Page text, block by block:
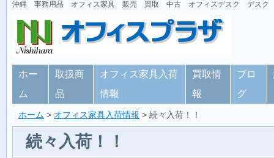
沖縄 事務用品 オフィス家具 販売 買取 中古 オフィスデスク デス
ホー
ム
取扱商
品
オフィス家具入荷
情報
買取情
報
ブロ
グ
ホーム > オフィス家具入荷情報 > 続々入荷！！
続々入荷！！